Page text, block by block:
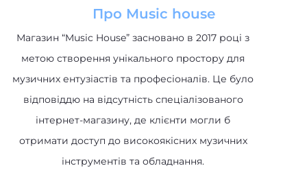
Про Music house
Магазин “Music House” засновано в 2017 році з
метою створення унікального простору для
музичних ентузіастів та професіоналів. Це було
відповіддю на відсутність спеціалізованого
інтернет-магазину, де клієнти могли б
отримати доступ до високоякісних музичних
інструментів та обладнання.